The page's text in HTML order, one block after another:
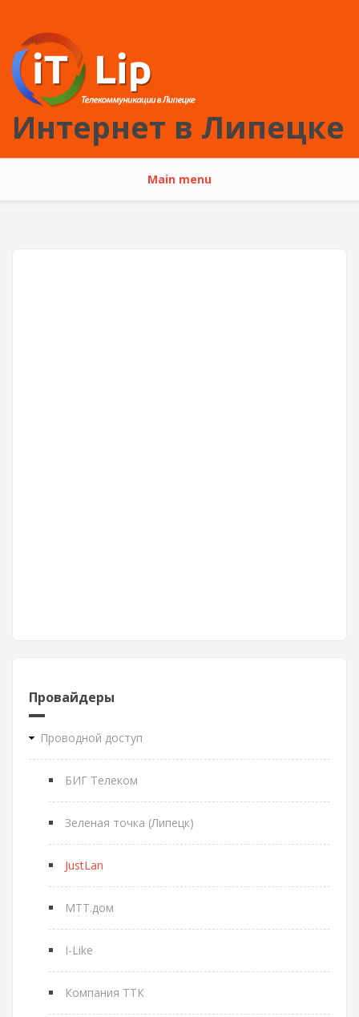
Интернет в Липецке
Main menu
Провайдеры
Проводной доступ
БИГ Телеком
Зеленая точка (Липецк)
JustLan
МТТ.дом
I-Like
Компания ТТК